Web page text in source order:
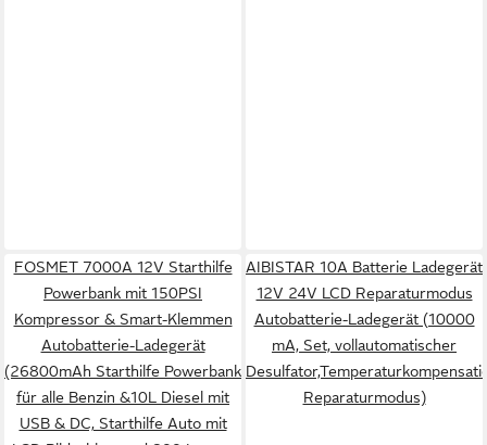
FOSMET 7000A 12V Starthilfe
Powerbank mit 150PSI
Kompressor & Smart-Klemmen
Autobatterie-Ladegerät
(26800mAh Starthilfe Powerbank
für alle Benzin &10L Diesel mit
USB & DC, Starthilfe Auto mit
AIBISTAR 10A Batterie Ladegerät
12V 24V LCD Reparaturmodus
Autobatterie-Ladegerät (10000
mA, Set, vollautomatischer
Reparaturmodus)